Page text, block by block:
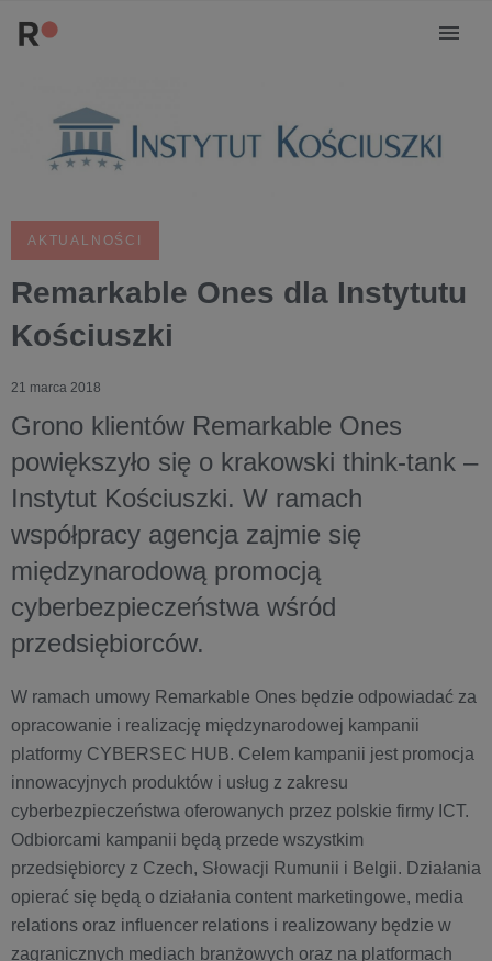
AKTUALNOŚCI
Remarkable Ones dla Instytutu
Kościuszki
21 marca 2018
Grono klientów Remarkable Ones
powiększyło się o krakowski think-tank –
Instytut Kościuszki. W ramach
współpracy agencja zajmie się
międzynarodową promocją
cyberbezpieczeństwa wśród
przedsiębiorców.
W ramach umowy Remarkable Ones będzie odpowiadać za
opracowanie i realizację międzynarodowej kampanii
platformy CYBERSEC HUB. Celem kampanii jest promocja
innowacyjnych produktów i usług z zakresu
cyberbezpieczeństwa oferowanych przez polskie firmy ICT.
Odbiorcami kampanii będą przede wszystkim
przedsiębiorcy z Czech, Słowacji Rumunii i Belgii. Działania
opierać się będą o działania content marketingowe, media
relations oraz influencer relations i realizowany będzie w
zagranicznych mediach branżowych oraz na platformach